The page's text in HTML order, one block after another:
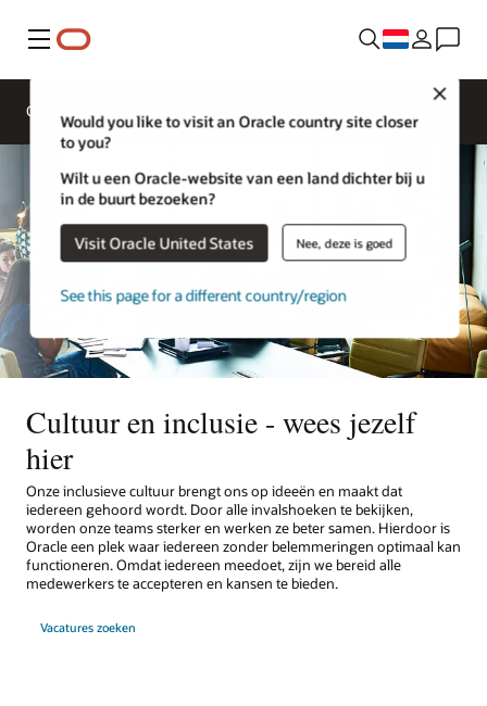
Menu
Would you like to visit an Oracle country site closer
to you?
Wilt u een Oracle-website van een land dichter bij u
in de buurt bezoeken?
Visit Oracle United States Nee, deze is goed
See this page for a different country/region
Overzicht
Cultuur en inclusie - wees jezelf
hier
Onze inclusieve cultuur brengt ons op ideeën en maakt dat
iedereen gehoord wordt. Door alle invalshoeken te bekijken,
worden onze teams sterker en werken ze beter samen. Hierdoor is
Oracle een plek waar iedereen zonder belemmeringen optimaal kan
functioneren. Omdat iedereen meedoet, zijn we bereid alle
medewerkers te accepteren en kansen te bieden.
Vacatures zoeken